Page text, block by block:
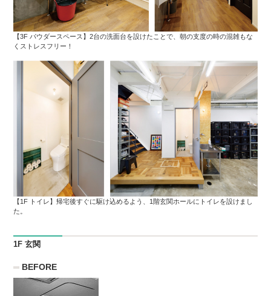
【3F パウダースペース】2台の洗面台を設けたことで、朝の支度の時の混雑もな
くストレスフリー！
【1F トイレ】帰宅後すぐに駆け込めるよう、1階玄関ホールにトイレを設けまし
た。
1F 玄関
BEFORE